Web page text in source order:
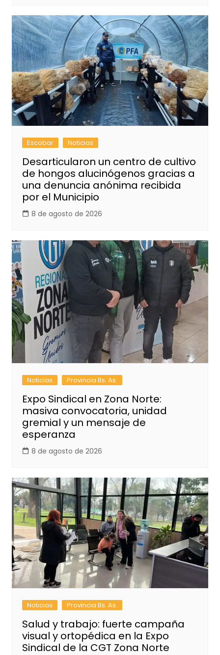
Escobar Noticias
Desarticularon un centro de cultivo
de hongos alucinógenos gracias a
una denuncia anónima recibida
por el Municipio
8 de agosto de 2026
Noticias Provincia Bs. As.
Expo Sindical en Zona Norte:
masiva convocatoria, unidad
gremial y un mensaje de
esperanza
8 de agosto de 2026
Noticias Provincia Bs. As.
Salud y trabajo: fuerte campaña
visual y ortopédica en la Expo
Sindical de la CGT Zona Norte